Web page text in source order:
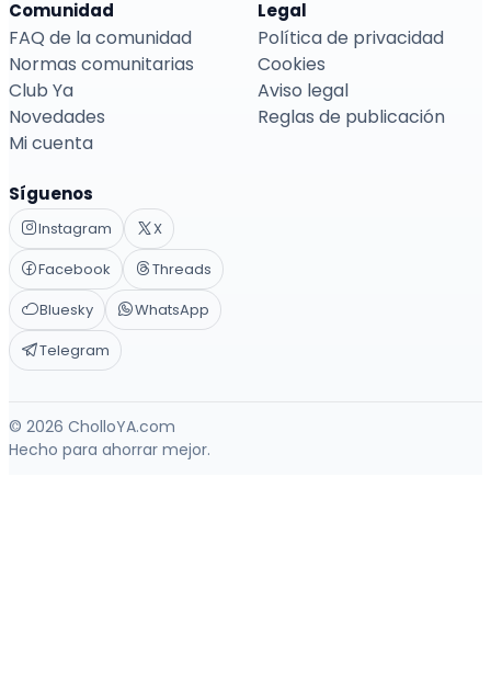
Comunidad
FAQ de la comunidad
Normas comunitarias
Club Ya
Novedades
Mi cuenta
Legal
Política de privacidad
Cookies
Aviso legal
Reglas de publicación
Síguenos
Instagram
X
Facebook
Threads
Bluesky
WhatsApp
Telegram
© 2026 CholloYA.com
Hecho para ahorrar mejor.